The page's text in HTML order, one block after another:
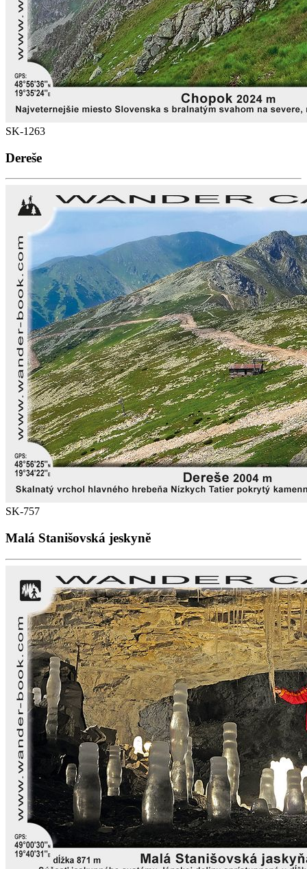
SK-1263
Dereše
SK-757
Malá Stanišovská jeskyně